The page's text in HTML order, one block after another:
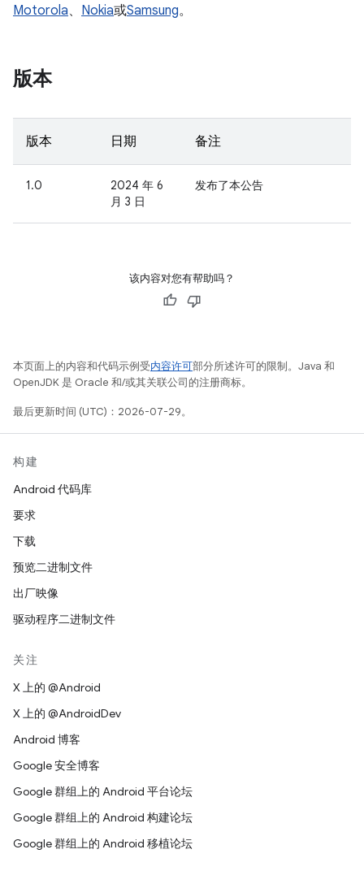
Motorola、 Nokia或Samsung。
版本
版本 日期 备注
1.0
2024 年 6
月 3 日
发布了本公告
该内容对您有帮助吗？
本页面上的内容和代码示例受内容许可部分所述许可的限制。Java 和
OpenJDK 是 Oracle 和/或其关联公司的注册商标。
最后更新时间 (UTC)：2026-07-29。
构建
Android 代码库
要求
下载
预览二进制文件
出厂映像
驱动程序二进制文件
关注
X 上的 @Android
X 上的 @AndroidDev
Android 博客
Google 安全博客
Google 群组上的 Android 平台论坛
Google 群组上的 Android 构建论坛
Google 群组上的 Android 移植论坛